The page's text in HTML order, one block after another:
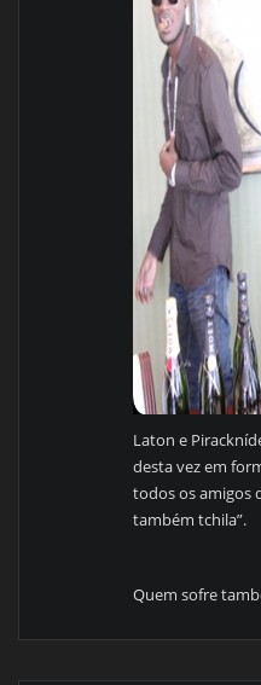
Laton e
desta vez em
todos os amigos
também tchila”.
Quem sofre